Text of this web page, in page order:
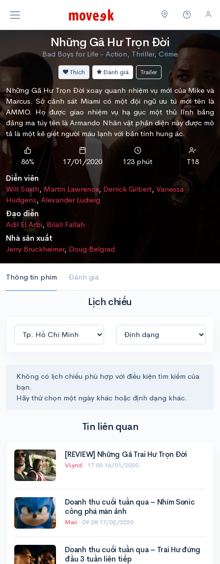
Những Gã Hư Trọn Đời
Bad Boys for Life - Action, Thriller, Crime
Thích Đánh giá Trailer
Những Gã Hư Trọn Đời xoay quanh nhiệm vụ mới của Mike và
Marcus. Sở cảnh sát Miami có một đội ngũ ưu tú mới tên là
AMMO. Họ được giao nhiệm vụ hạ gục một thủ lĩnh băng
đảng ma túy tên là Armando Nhân vật phản diện này được mô
tả là một kẻ giết người máu lạnh với bản tính hung ác.
86% 17/01/2020 123 phút
T18
Diễn viên
Will Smith, Martin Lawrence, Derrick Gilbert, Vanessa
Hudgens, Alexander Ludwig
Đạo diễn
Adil El Arbi, Bilall Fallah
Nhà sản xuất
Jerry Bruckheimer, Doug Belgrad
Thông tin phim Đánh giá
Lịch chiếu
Không có lịch chiếu phù hợp với điều kiện tìm kiếm của
bạn.
Hãy thử chọn một ngày khác hoặc định dạng khác.
Tin liên quan
[REVIEW] Những Gã Trai Hư Trọn Đời
VLynd · 17:00 16/01/2020
Doanh thu cuối tuần qua – Nhím Sonic
công phá màn ảnh
Maii · 09:28 17/02/2020
Doanh thu cuối tuần qua – Trai Hư đứng
đầu 3 tuần liên tiếp